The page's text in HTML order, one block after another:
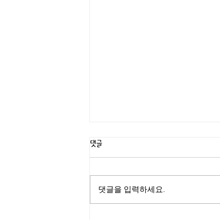
댓글
댓글을 입력하세요.